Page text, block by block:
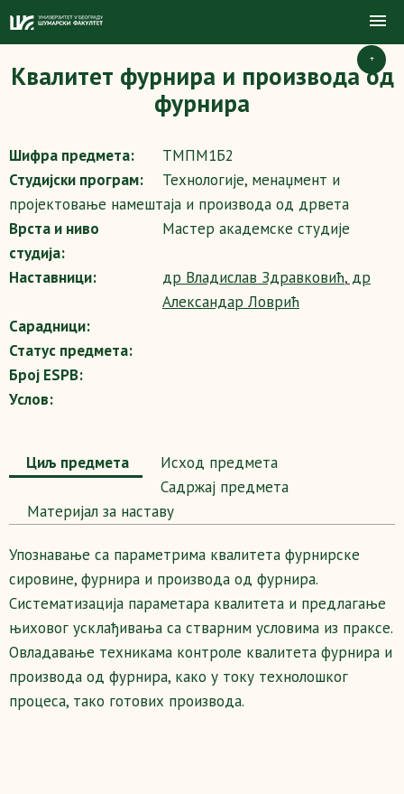
+
Квалитет фурнира и производа од
фурнира
Шифра предмета:
ТМПМ1Б2
Студијски програм:
Teхнологије, менаџмент и
пројектовање намештаја и производа од дрвета
Врста и ниво
студија:
Mастер академске студије
Наставници: др Владислав Здравковић, др
Александар Ловрић
Сарадници:
Статус предмета:
Број ESPB:
Услов:
Циљ предмета
Исход предмета
Садржај предмета
Maтеријал за наставу
Упознавање са параметрима квалитета фурнирске
сировине, фурнира и производа од фурнира.
Систематизација параметара квалитета и предлагање
њиховог усклађивања са стварним условима из праксе.
Овладавање техникама контроле квалитета фурнира и
производа од фурнира, како у току технолошког
процеса, тако готових производа.